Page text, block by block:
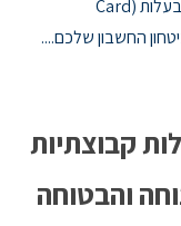
אונליין? מדריך שלב אחר שלב לתהליך אימות הבעלות (Card
קבוצתיות
והבטוחה